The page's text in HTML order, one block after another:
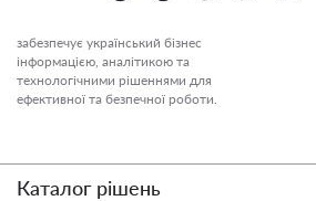
забезпечує український бізнес
інформацією, аналітикою та
технологічними рішеннями для
ефективної та безпечної роботи.
Каталог рішень